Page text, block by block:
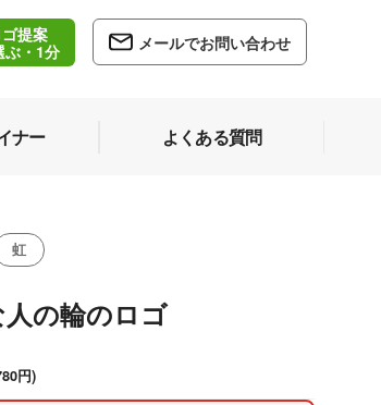
提案
ぶ・1分
メールでお問い合わせ
ナー よくある質問
虹
の輪のロゴ
円)